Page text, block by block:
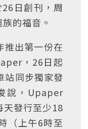
日創刊，周
的福音。
推出第一份在
，26日起
站同步獨家發
說，Upaper
發行至少18
（上午6時至